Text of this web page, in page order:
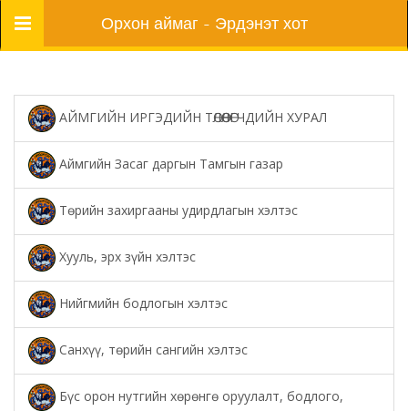
Цэс Орхон аймаг - Эрдэнэт хот
АЙМГИЙН ИРГЭДИЙН ТӨЛӨӨЛӨГЧДИЙН ХУРАЛ
Аймгийн Засаг даргын Тамгын газар
Төрийн захиргааны удирдлагын хэлтэс
Хууль, эрх зүйн хэлтэс
Нийгмийн бодлогын хэлтэс
Санхүү, төрийн сангийн хэлтэс
Бүс орон нутгийн хөрөнгө оруулалт, бодлого,